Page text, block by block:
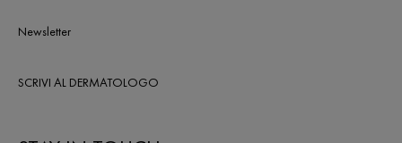
Newsletter
SCRIVI AL DERMATOLOGO